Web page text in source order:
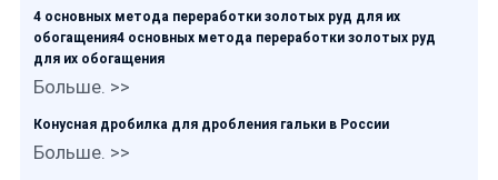
4 основных метода переработки золотых руд для их
обогащения4 основных метода переработки золотых руд
для их обогащения
Больше. >>
Конусная дробилка для дробления гальки в России
Больше. >>